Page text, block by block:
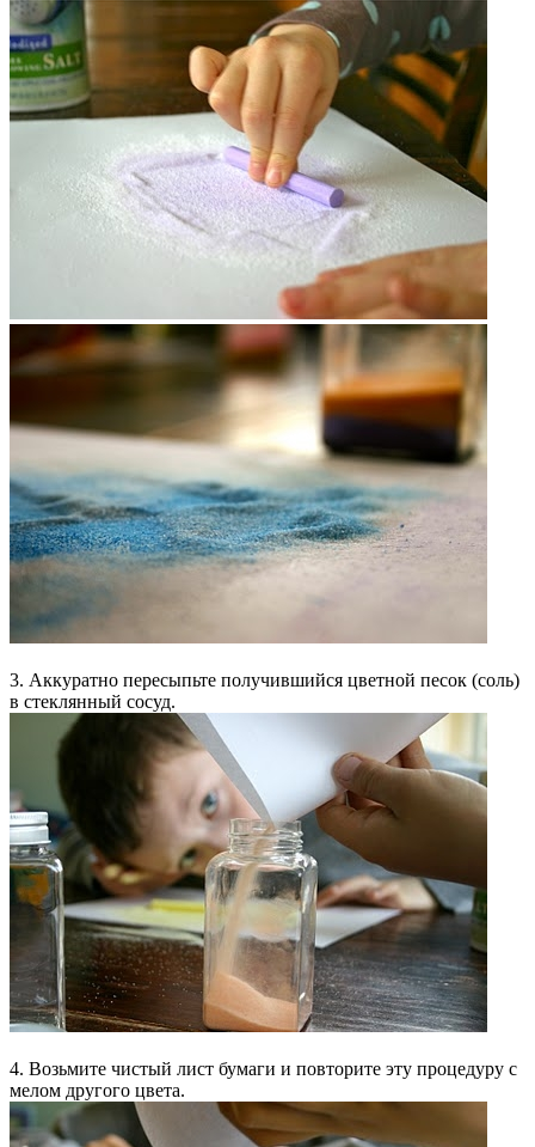
3. Аккуратно пересыпьте получившийся цветной песок (соль)
в стеклянный сосуд.
4. Возьмите чистый лист бумаги и повторите эту процедуру с
мелом другого цвета.